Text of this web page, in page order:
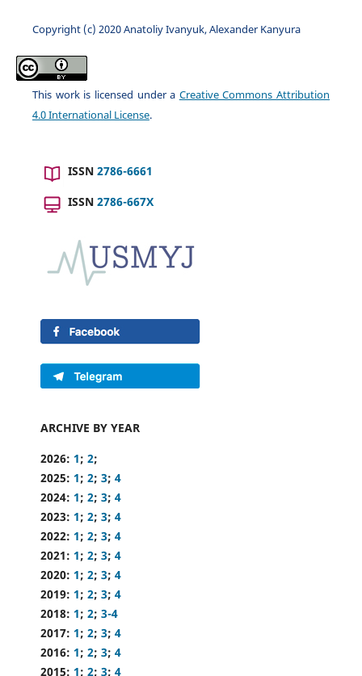
Copyright (c) 2020 Anatoliy Ivanyuk, Alexander Kanyura
This work is licensed under a Creative Commons Attribution
4.0 International License.
ISSN 2786-6661
ISSN 2786-667X
ARCHIVE BY YEAR
2026: 1; 2;
2025: 1; 2; 3; 4
2024: 1; 2; 3; 4
2023: 1; 2; 3; 4
2022: 1; 2; 3; 4
2021: 1; 2; 3; 4
2020: 1; 2; 3; 4
2019: 1; 2; 3; 4
2018: 1; 2; 3-4
2017: 1; 2; 3; 4
2016: 1; 2; 3; 4
2015: 1; 2; 3; 4